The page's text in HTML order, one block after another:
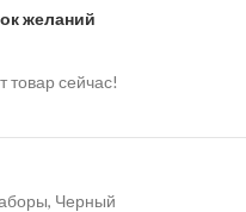
желаний
товар сейчас!
, Черный